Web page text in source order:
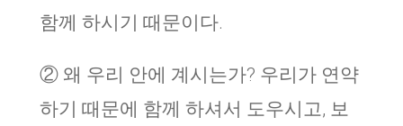
함께 하시기 때문이다.
② 왜 우리 안에 계시는가? 우리가 연약
하기 때문에 함께 하셔서 도우시고, 보